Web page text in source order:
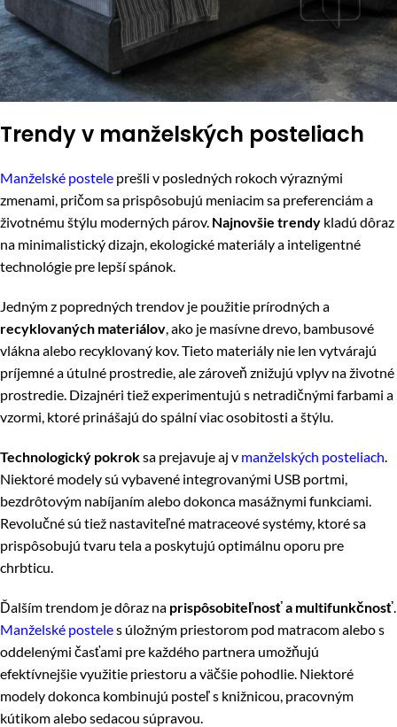
Trendy v manželských posteliach
Manželské postele prešli v posledných rokoch výraznými
zmenami, pričom sa prispôsobujú meniacim sa preferenciám a
životnému štýlu moderných párov. Najnovšie trendy kladú dôraz
na minimalistický dizajn, ekologické materiály a inteligentné
technológie pre lepší spánok.
Jedným z popredných trendov je použitie prírodných a
recyklovaných materiálov , ako je masívne drevo, bambusové
vlákna alebo recyklovaný kov. Tieto materiály nie len vytvárajú
príjemné a útulné prostredie, ale zároveň znižujú vplyv na životné
prostredie. Dizajnéri tiež experimentujú s netradičnými farbami a
vzormi, ktoré prinášajú do spální viac osobitosti a štýlu.
Technologický pokroksa prejavuje aj v manželských posteliach
Niektoré modely sú vybavené integrovanými USB portmi,
bezdrôtovým nabíjaním alebo dokonca masážnymi funkciami.
Revolučné sú tiež nastaviteľné matraceové systémy, ktoré sa
prispôsobujú tvaru tela a poskytujú optimálnu oporu pre
chrbticu.
Ďalším trendom je dôraz na prispôsobiteľnosť a multifunkčnosť
Manželské posteles úložným priestorom pod matracom alebo s
oddelenými časťami pre každého partnera umožňujú
efektívnejšie využitie priestoru a väčšie pohodlie. Niektoré
modely dokonca kombinujú posteľ s knižnicou, pracovným
kútikom alebo sedacou súpravou.